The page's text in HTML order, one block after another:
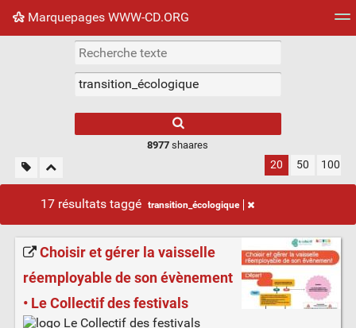
Marquepages WWW-CD.ORG
Nuage de tags Mur d'images
8977 shaares
20 50 100
17 résultats taggé transition_écologique
Choisir et gérer la vaisselle
réemployable de son évènement
• Le Collectif des festivals